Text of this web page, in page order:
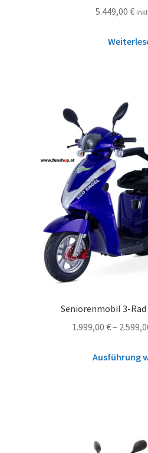
5.449,00 €
Seniorenmobil 3-Rad
1.999,00 €–
Ausführung